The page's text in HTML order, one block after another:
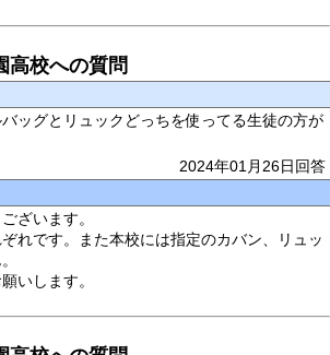
高校への質問
ッグとリュックどっちを使ってる生徒の方が
2024年01月26日回答
ざいます。
れです。また本校には指定のカバン、リュッ
いします。